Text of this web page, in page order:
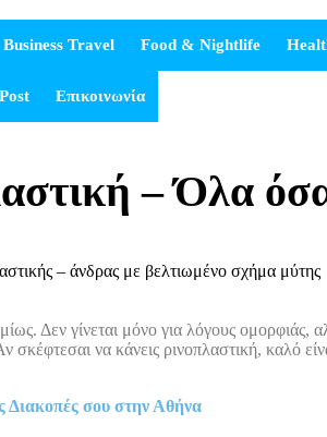
Business Travel Food & Nightlife
Επικοινωνία
– Όλα
Δεν γίνεται μόνο για λόγους ομορφιάς,
να κάνεις ρινοπλαστική, καλό
Διακοπές σου στην Αθήνα